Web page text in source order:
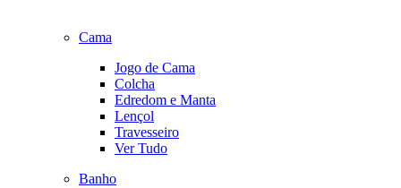
Cama
Jogo de Cama
Colcha
Edredom e Manta
Lençol
Travesseiro
Ver Tudo
Banho